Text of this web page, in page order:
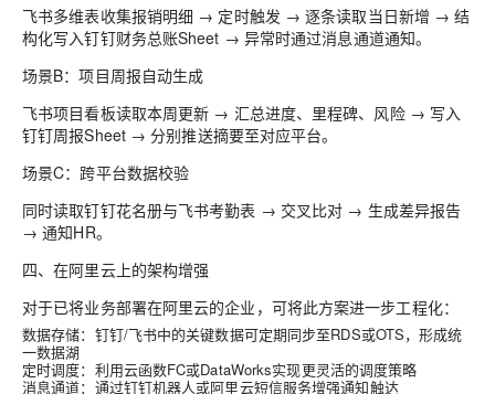
飞书多维表收集报销明细 → 定时触发 → 逐条读取当日新增 → 结
构化写入钉钉财务总账Sheet → 异常时通过消息通道通知。
场景B：项目周报自动生成
飞书项目看板读取本周更新 → 汇总进度、里程碑、风险 → 写入
钉钉周报Sheet → 分别推送摘要至对应平台。
场景C：跨平台数据校验
同时读取钉钉花名册与飞书考勤表 → 交叉比对 → 生成差异报告
→ 通知HR。
四、在阿里云上的架构增强
对于已将业务部署在阿里云的企业，可将此方案进一步工程化：
数据存储：钉钉/飞书中的关键数据可定期同步至RDS或OTS，形成统
一数据湖
定时调度：利用云函数FC或DataWorks实现更灵活的调度策略
消息通道：通过钉钉机器人或阿里云短信服务增强通知触达